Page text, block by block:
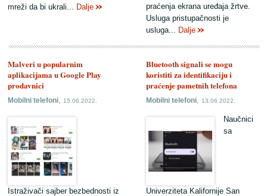
praćenja ekrana uređaja žrtve.
Usluga pristupačnosti je
usluga... Dalje
mreži da bi ukrali... Dalje
Bluetooth signali se mogu
koristiti za identifikaciju i
praćenje pametnih telefona
Mobilni telefoni,13.06.2022.
Naučnici
sa
Univerziteta Kalifornije San
Malveri u popularnim
aplikacijama u Google Play
prodavnici
Mobilni telefoni,15.06.2022.
Istraživači sajber bezbednosti iz